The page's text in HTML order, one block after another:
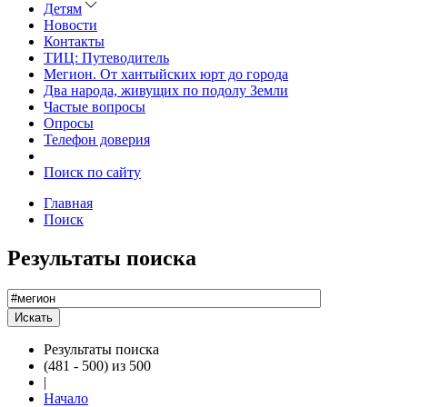
Детям
Новости
Контакты
ТИЦ: Путеводитель
Мегион. От хантыйских юрт до города
Два народа, живущих по подолу Земли
Частые вопросы
Опросы
Телефон доверия
Поиск по сайту
Главная
Поиск
Результаты поиска
Результаты поиска
(481 - 500) из 500
|
Начало